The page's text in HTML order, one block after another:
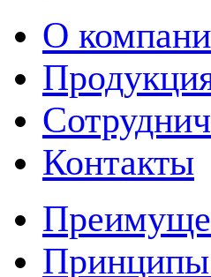
О
Контакты
Принципы